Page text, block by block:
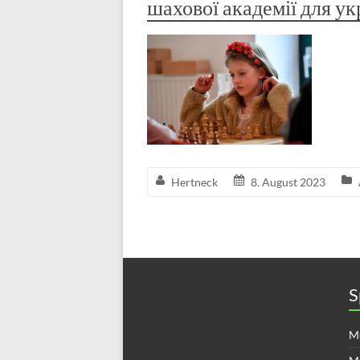
шахової академії для
Hertneck 8. August 2023